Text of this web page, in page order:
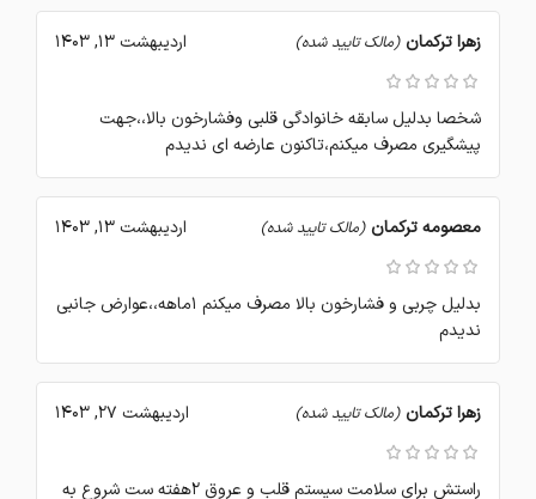
زهرا ترکمان (مالک تایید شده) اردیبهشت 13, 1403
شخصا بدلیل سابقه خانوادگی قلبی وفشارخون بالا،،جهت
پیشگیری مصرف میکنم،تاکنون عارضه ای ندیدم
معصومه ترکمان (مالک تایید شده) اردیبهشت 13, 1403
بدلیل چربی و فشارخون بالا مصرف میکنم ۱ماهه،،عوارض جانبی
ندیدم
زهرا ترکمان (مالک تایید شده) اردیبهشت 27, 1403
راستش برای سلامت سیستم قلب و عروق ۲هفته ست شروع به